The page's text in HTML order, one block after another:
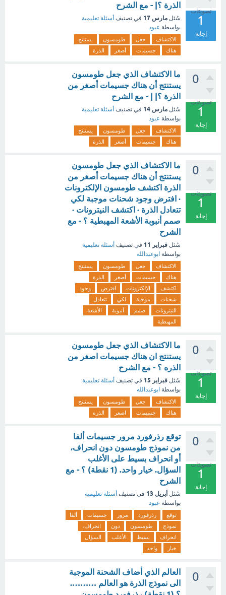
تصويتات
1
إجابة
الذرة ؟| - مع الشرح
سُئل مارس 17 في تصنيف أسئلة تعليمية
بواسطة عبود
الاكتشاف جعل طومسون
يستنتج
هناك
جسيمات أصغر الذرة
0
تصويتات
1
إجابة
ما الاكتشاف الذي جعل طومسون
يستنتج أن هناك جسيمات أصغر من
الذرة ؟| | - مع الشرح
سُئل مارس 14 في تصنيف أسئلة تعليمية
بواسطة عبود
الاكتشاف جعل طومسون
يستنتج
هناك
جسيمات أصغر الذرة
0
تصويتات
1
إجابة
ما الاكتشاف الذي جعل طومسون
يستنتج أن هناك جسيمات أصغر من
الذرة اكتشف طومسون الإلكترونات
· افترض وجود شحنات موجبة لكي
تتعادل الذرة · اكتشف النيترونات ·
صمم أنبوبة الأشعة المهبطية ؟ - مع
الشرح
سُئل فبراير 11 في تصنيف أسئلة تعليمية
بواسطة ابوعبدالله
الاكتشاف جعل طومسون
يستنتج
هناك
جسيمات أصغر
الذرة
اكتشف
الإلكترونات افترض
وجود
شحنات
موجبة لكي
تتعادل
النيترونات
صمم أنبوبة
الأشعة
المهبطية
0
تصويتات
1
إجابة
ما الاكتشاف الذي جعل طومسون
يستنتج ان هناك جسيمات اصغر من
الذره ؟ - مع الشرح
سُئل فبراير 15 في تصنيف أسئلة تعليمية
بواسطة ابوعبدالله
الاكتشاف جعل طومسون
يستنتج
هناك
جسيمات اصغر الذره
0
تصويتات
1
إجابة
توقع رذرفورد مرور جسيمات ألفا
من نموذج طومسون دون انحراف،
أو انحراف بسيط على الأغلب
السؤال. خيار واحد. (1 نقطة) ؟ - مع
الشرح
سُئل أبريل 13 في تصنيف أسئلة تعليمية
بواسطة عبود
توقع رذرفورد مرور جسيمات
ألفا
نموذج
طومسون دون
انحراف،
انحراف
بسيط الأغلب
السؤال
خيار
واحد
0
العالم الذي أضاف الشحنة الموجبة
الى نموذج الذرة هو العالم ……….